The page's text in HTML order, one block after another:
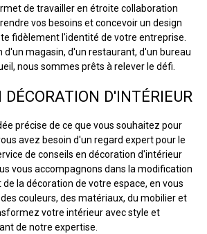
de travailler en étroite collaboration
vos besoins et concevoir un design
fidèlement l'identité de votre entreprise.
d'un magasin, d'un restaurant, d'un bureau
nous sommes prêts à relever le défi.
DÉCORATION D'INTÉRIEUR
précise de ce que vous souhaitez pour
avez besoin d'un regard expert pour le
de conseils en décoration d'intérieur
vous accompagnons dans la modification
la décoration de votre espace, en vous
couleurs, des matériaux, du mobilier et
votre intérieur avec style et
de notre expertise.